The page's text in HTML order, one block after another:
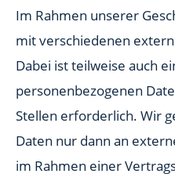
Im Rahmen unserer
mit verschiedenen
Dabei ist teilweise auch
personenbezogenen
Stellen erforderlich. Wir
Daten nur dann an
im Rahmen einer